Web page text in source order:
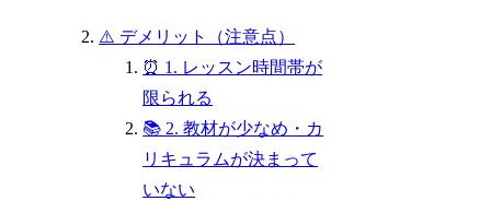
⚠️ デメリット（注意点）
⏰ 1. レッスン時間帯が
限られる
📚 2. 教材が少なめ・カ
リキュラムが決まって
いない